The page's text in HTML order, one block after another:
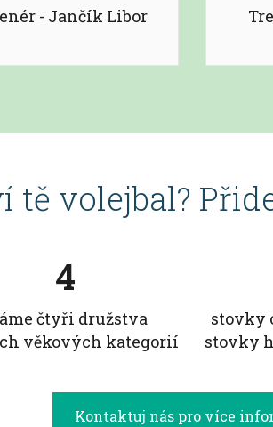
- Jančík Libor
tě volejbal?
4
čtyři družstva
věkových kategorií
stovky
stovky
Kontaktuj nás pro více